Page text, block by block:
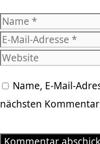
Name
Name, E-Mail-
nächsten